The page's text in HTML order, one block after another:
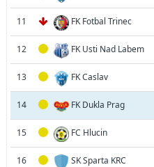
11 FK Fotbal Trinec
12 FK Usti Nad Labem
13 FK Caslav
14 FK Dukla Prag
15 FC Hlucin
16 SK Sparta KRC